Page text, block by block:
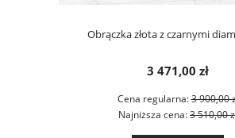
Obrączka złota z czarnymi
3 471,00 zł
Cena regularna:3 900,00
Najniższa cena:3 510,00